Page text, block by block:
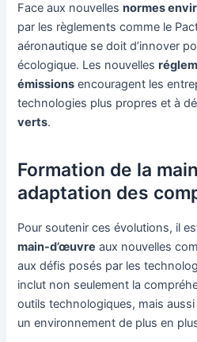
Face aux nouvellesnormes
par les règlements comme le
aéronautique se doit d’innover
écologique. Les nouvelles
émissions encouragent les
technologies plus propres et à
verts.
Formation de la
adaptation des
Pour soutenir ces évolutions, il
main-d’œuvre aux nouvelles
aux défis posés par les
inclut non seulement la
outils technologiques, mais aussi
un environnement de plus en